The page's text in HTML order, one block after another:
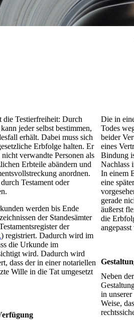
die Testierfreiheit: Durch
jeder selbst bestimmen,
erhält. Dabei muss sich
Erbfolge halten. Er
verwandte Personen als
Erbteile abändern und
anordnen.
Testament oder
werden bis Ende
der Standesämter
der
) registriert. Dadurch wird im
die Urkunde im
wird. Dadurch wird
dass der in einer notariellen
Wille in die Tat umgesetzt
Die in
Todes
beider
eines
Bindung
Nachlass
In einem
eine
gerade
äußerst
die
Neben
in
Weise,